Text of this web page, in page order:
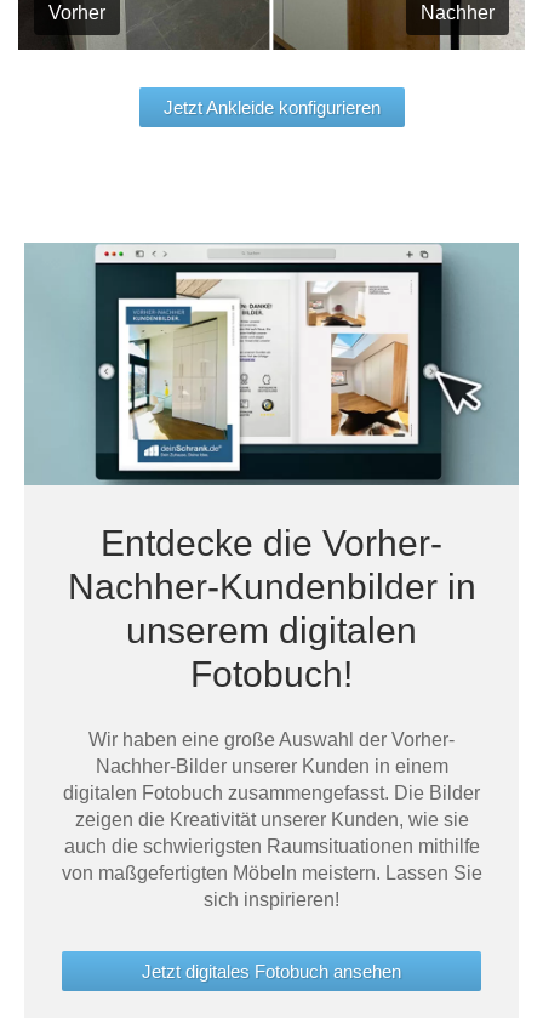
Vorher Nachher
Jetzt Ankleide konfigurieren
Entdecke die Vorher-
Nachher-Kundenbilder in
unserem digitalen
Fotobuch!
Wir haben eine große Auswahl der Vorher-
Nachher-Bilder unserer Kunden in einem
digitalen Fotobuch zusammengefasst. Die Bilder
zeigen die Kreativität unserer Kunden, wie sie
auch die schwierigsten Raumsituationen mithilfe
von maßgefertigten Möbeln meistern. Lassen Sie
sich inspirieren!
Jetzt digitales Fotobuch ansehen